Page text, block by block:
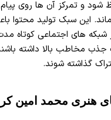
و تمرکز آن ها روی
این سبک تولید محتوا
شبکه های اجتماعی کوتاه
جذب مخاطب بالا داشته
گذاشته شوند.
هنری محمد امین